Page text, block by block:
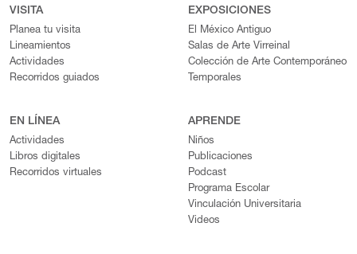
VISITA
Planea tu visita
Lineamientos
Actividades
Recorridos guiados
EXPOSICIONES
El México Antiguo
Salas de Arte Virreinal
Colección de Arte Contemporáneo
Temporales
EN LÍNEA
Actividades
Libros digitales
Recorridos virtuales
APRENDE
Niños
Publicaciones
Podcast
Programa Escolar
Vinculación Universitaria
Videos